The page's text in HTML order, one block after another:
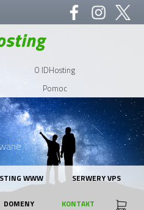
O IDHosting
Pomoc
WWW SERWERY VPS
DOMENY KONTAKT